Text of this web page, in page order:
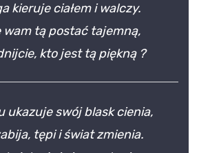
kieruje ciałem i walczy.
wam tą postać tajemną,
kto jest tą piękną ?
ukazuje swój blask cienia,
tępi i świat zmienia.